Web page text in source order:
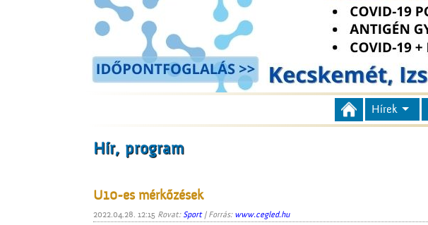
Hírek
Hír, program
U10-es mérkőzések
2022.04.28. 12:15 Rovat: Sport| Forrás: www.cegled.hu